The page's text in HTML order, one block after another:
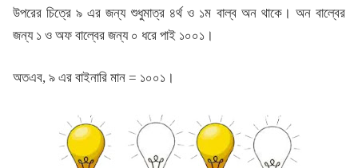
উপরের চিত্রে ৯ এর জন্য শুধুমাত্র ৪র্থ ও ১ম বাল্ব অন থাকে। অন বাল্বের
জন্য ১ ও অফ বাল্বের জন্য ০ ধরে পাই ১০০১।
অতএব, ৯ এর বাইনারি মান = ১০০১।